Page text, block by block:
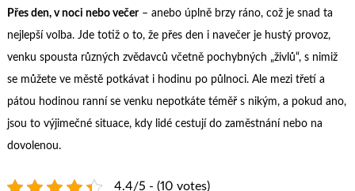
Přes den, v noci nebo večer– anebo úplně brzy ráno, což je snad ta
nejlepší volba. Jde totiž o to, že přes den i navečer je hustý provoz,
venku spousta různých zvědavců včetně pochybných „živlů“, s nimiž
se můžete ve městě potkávat i hodinu po půlnoci. Ale mezi třetí a
pátou hodinou ranní se venku nepotkáte téměř s nikým, a pokud ano,
jsou to výjimečné situace, kdy lidé cestují do zaměstnání nebo na
dovolenou.
4.4/5 - (10 votes)